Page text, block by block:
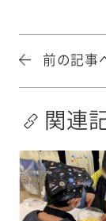
前の記事
関連